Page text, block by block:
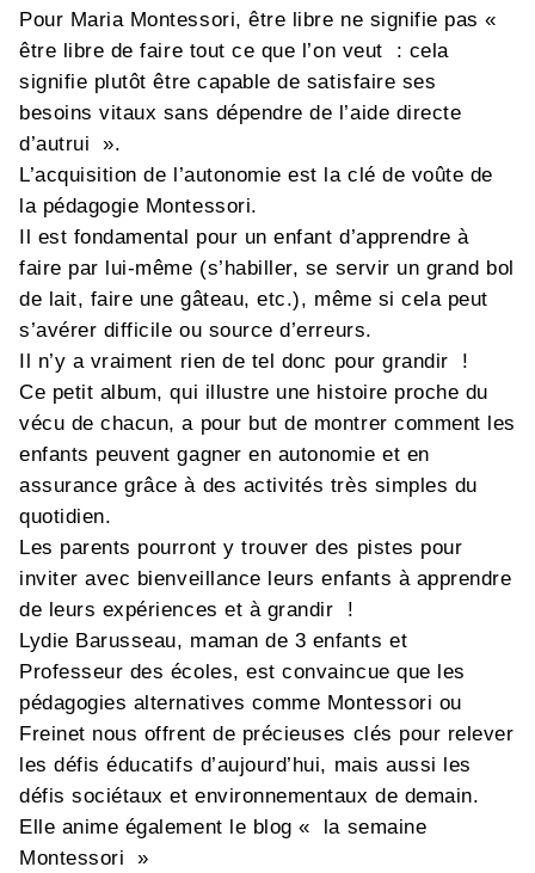
Pour Maria Montessori, être libre ne signifie pas «
être libre de faire tout ce que l’on veut : cela
signifie plutôt être capable de satisfaire ses
besoins vitaux sans dépendre de l’aide directe
d’autrui ».
L’acquisition de l’autonomie est la clé de voûte de
la pédagogie Montessori.
Il est fondamental pour un enfant d’apprendre à
faire par lui-même (s’habiller, se servir un grand bol
de lait, faire une gâteau, etc.), même si cela peut
s’avérer difficile ou source d’erreurs.
Il n’y a vraiment rien de tel donc pour grandir !
Ce petit album, qui illustre une histoire proche du
vécu de chacun, a pour but de montrer comment les
enfants peuvent gagner en autonomie et en
assurance grâce à des activités très simples du
quotidien.
Les parents pourront y trouver des pistes pour
inviter avec bienveillance leurs enfants à apprendre
de leurs expériences et à grandir !
Lydie Barusseau, maman de 3 enfants et
Professeur des écoles, est convaincue que les
pédagogies alternatives comme Montessori ou
Freinet nous offrent de précieuses clés pour relever
les défis éducatifs d’aujourd’hui, mais aussi les
défis sociétaux et environnementaux de demain.
Elle anime également le blog « la semaine
Montessori »